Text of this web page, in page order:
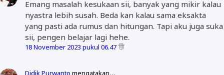
Emang masalah kesukaan sii, banyak yang mikir kalau
nyastra lebih susah. Beda kan kalau sama eksakta
yang pasti ada rumus dan hitungan. Tapi aku juga suka
sii, pengen belajar lagi hehe.
18 November 2023 pukul 06.47
Didik Purwanto mengatakan…